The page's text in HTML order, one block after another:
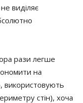
виділяє
рази легше
на
використовують
стін), хоча